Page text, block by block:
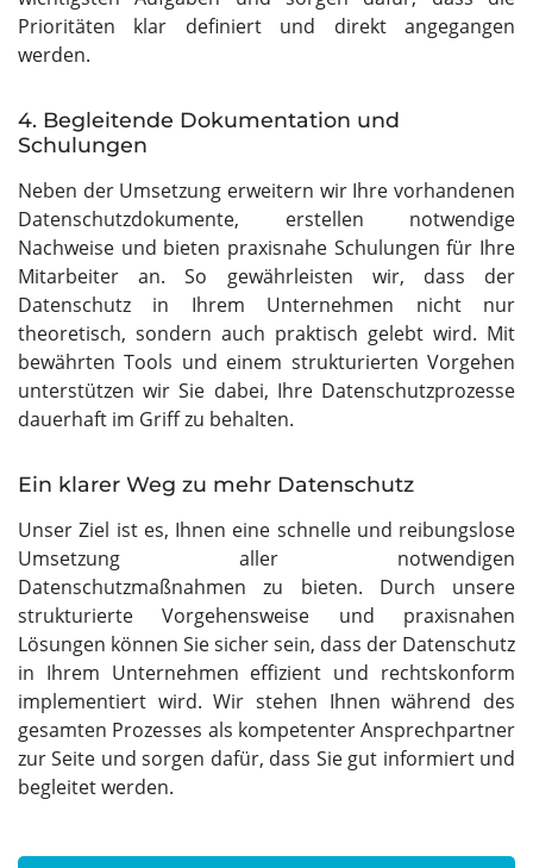
Prioritäten klar definiert und direkt angegangen
werden.
4. Begleitende Dokumentation und
Schulungen
Neben der Umsetzung erweitern wir Ihre vorhandenen
Datenschutzdokumente, erstellen notwendige
Nachweise und bieten praxisnahe Schulungen für Ihre
Mitarbeiter an. So gewährleisten wir, dass der
Datenschutz in Ihrem Unternehmen nicht nur
theoretisch, sondern auch praktisch gelebt wird. Mit
bewährten Tools und einem strukturierten Vorgehen
unterstützen wir Sie dabei, Ihre Datenschutzprozesse
dauerhaft im Griff zu behalten.
Ein klarer Weg zu mehr Datenschutz
Unser Ziel ist es, Ihnen eine schnelle und reibungslose
Umsetzung aller notwendigen
Datenschutzmaßnahmen zu bieten. Durch unsere
strukturierte Vorgehensweise und praxisnahen
Lösungen können Sie sicher sein, dass der Datenschutz
in Ihrem Unternehmen effizient und rechtskonform
implementiert wird. Wir stehen Ihnen während des
gesamten Prozesses als kompetenter Ansprechpartner
zur Seite und sorgen dafür, dass Sie gut informiert und
begleitet werden.